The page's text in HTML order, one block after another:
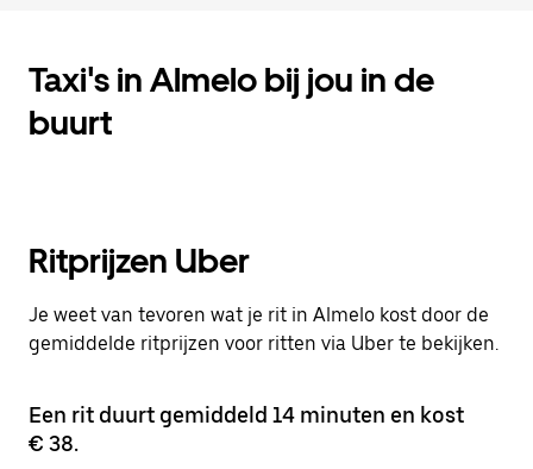
Taxi's in Almelo bij jou in de
buurt
Ritprijzen Uber
Je weet van tevoren wat je rit in Almelo kost door de
gemiddelde ritprijzen voor ritten via Uber te bekijken.
Een rit duurt gemiddeld 14 minuten en kost
€ 38.